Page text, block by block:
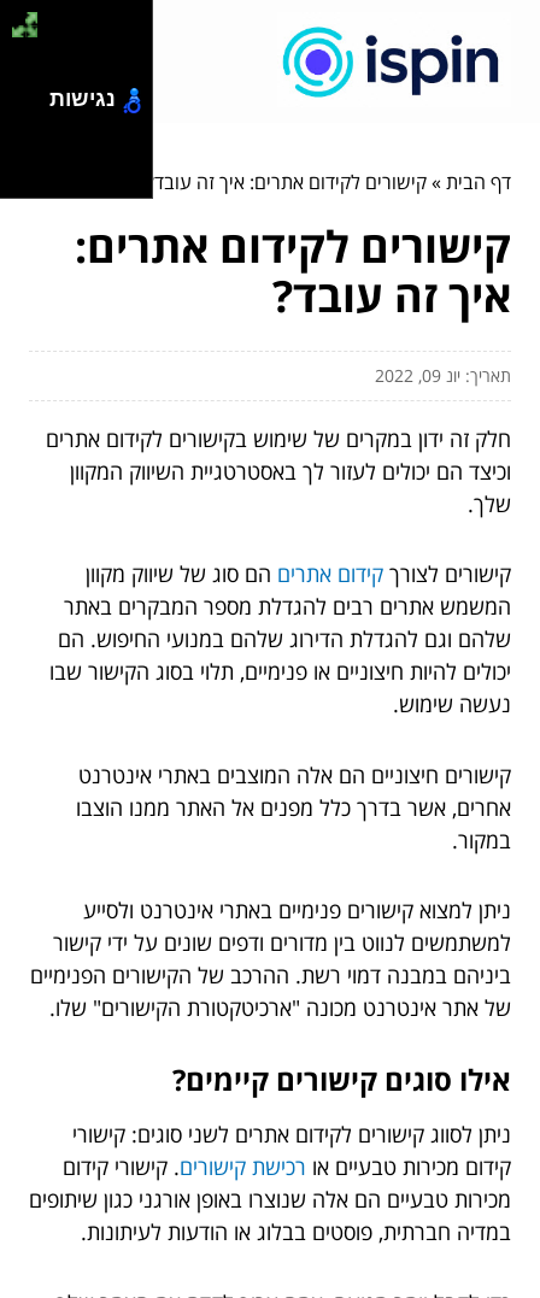
דף הבית»קישורים לקידום אתרים: איך זה עובד?
קישורים לקידום אתרים:
איך זה עובד?
תאריך: יונ 09, 2022
חלק זה ידון במקרים של שימוש בקישורים לקידום אתרים
וכיצד הם יכולים לעזור לך באסטרטגיית השיווק המקוון
שלך.
קישורים לצורך קידום אתרים הם סוג של שיווק מקוון
המשמש אתרים רבים להגדלת מספר המבקרים באתר
שלהם וגם להגדלת הדירוג שלהם במנועי החיפוש. הם
יכולים להיות חיצוניים או פנימיים, תלוי בסוג הקישור שבו
נעשה שימוש.
קישורים חיצוניים הם אלה המוצבים באתרי אינטרנט
אחרים, אשר בדרך כלל מפנים אל האתר ממנו הוצבו
במקור.
ניתן למצוא קישורים פנימיים באתרי אינטרנט ולסייע
למשתמשים לנווט בין מדורים ודפים שונים על ידי קישור
ביניהם במבנה דמוי רשת. ההרכב של הקישורים הפנימיים
של אתר אינטרנט מכונה "ארכיטקטורת הקישורים" שלו.
אילו סוגים קישורים קיימים?
ניתן לסווג קישורים לקידום אתרים לשני סוגים: קישורי
קידום מכירות טבעיים או רכישת קישורים. קישורי קידום
מכירות טבעיים הם אלה שנוצרו באופן אורגני כגון שיתופים
במדיה חברתית, פוסטים בבלוג או הודעות לעיתונות.
נגישות